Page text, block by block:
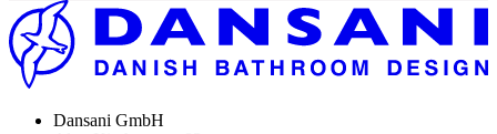
Dansani GmbH